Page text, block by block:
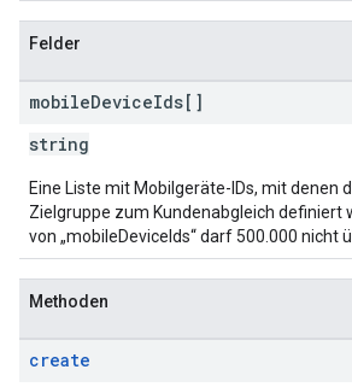
Felder
mobileDeviceIds[]
string
Eine Liste mit Mobilgeräte-IDs, mit denen
Zielgruppe zum Kundenabgleich definiert
von „mobileDeviceIds“ darf 500.000 nicht
Methoden
create